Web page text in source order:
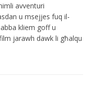
avventuri
u msejjes fuq il-
kliem goff u
jarawh dawk li għalqu